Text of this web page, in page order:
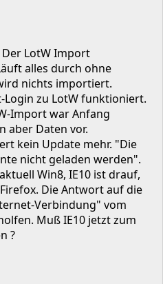
Der LotW Import
alles durch ohne
nichts importiert.
zu LotW funktioniert.
Import war Anfang
aber Daten vor.
kein Update mehr. "Die
nicht geladen werden".
Win8, IE10 ist drauf,
Die Antwort auf die
Verbindung" vom
Muß IE10 jetzt zum
?